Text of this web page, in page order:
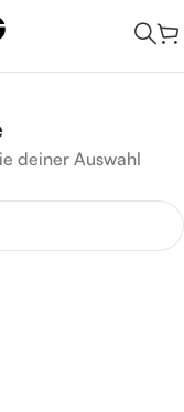
deiner Auswahl